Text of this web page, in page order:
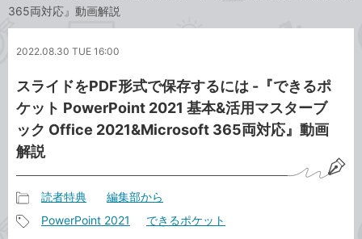
る
ト
365両対応』動画解説
2022.08.30 TUE 16:00
スライドをPDF形式で保存するには -『できるポ
ケット PowerPoint 2021 基本&活用マスターブ
ック Office 2021&Microsoft 365両対応』動画
解説
事
読者特典 編集部から
PowerPoint 2021 できるポケット